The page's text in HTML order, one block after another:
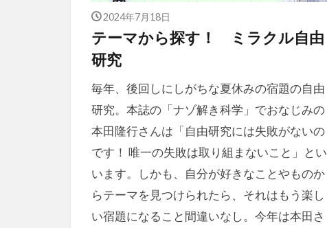
2024年7月18日
テーマから探す！ ミラクル自由
研究
毎年、後回しにしがちな夏休みの宿題の自由
研究。本誌の「ナゾ解き科学」でおなじみの
本田隆行さんは「自由研究には失敗がないの
です！ 唯一の失敗は取り組まないこと」とい
います。しかも、自分が好きなことやものか
らテーマを見つけられたら、それはもう楽し
い宿題になること間違いなし。今年は本田さ